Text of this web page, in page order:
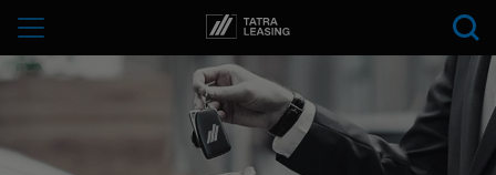
Menu
Tatra-